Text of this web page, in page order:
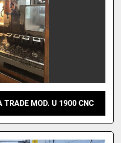
TRADE MOD. U 1900 CNC